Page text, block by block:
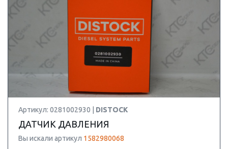
Артикул: 0281002930 | DISTOCK
ДАТЧИК ДАВЛЕНИЯ
Вы искали артикул 1582980068